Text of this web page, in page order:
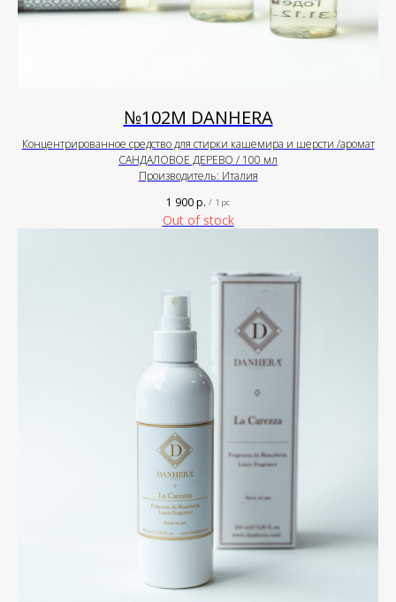
№102М DANHERA
Концентрированное средство для стирки кашемира и шерсти /аромат
САНДАЛОВОЕ ДЕРЕВО / 100 мл
Производитель: Италия
1 900р. / 1 pc
Out of stock